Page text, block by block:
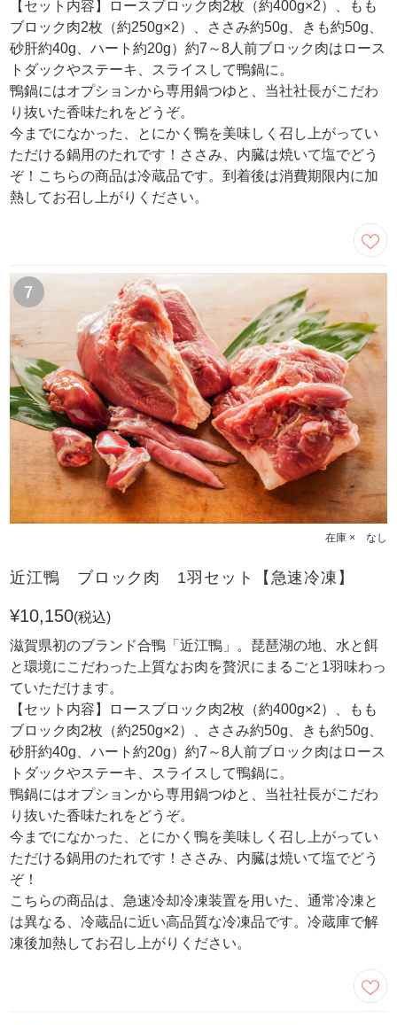
【セット内容】ロースブロック肉2枚（約400g×2）、もも
ブロック肉2枚（約250g×2）、ささみ約50g、きも約50g、
砂肝約40g、ハート約20g）約7～8人前ブロック肉はロース
トダックやステーキ、スライスして鴨鍋に。
鴨鍋にはオプションから専用鍋つゆと、当社社長がこだわ
り抜いた香味たれをどうぞ。
今までになかった、とにかく鴨を美味しく召し上がってい
ただける鍋用のたれです！ささみ、内臓は焼いて塩でどう
ぞ！こちらの商品は冷蔵品です。到着後は消費期限内に加
熱してお召し上がりください。
在庫 × なし
近江鴨 ブロック肉 1羽セット【急速冷凍】
¥10,150(税込)
滋賀県初のブランド合鴨「近江鴨」。琵琶湖の地、水と餌
と環境にこだわった上質なお肉を贅沢にまるごと1羽味わっ
ていただけます。
【セット内容】ロースブロック肉2枚（約400g×2）、もも
ブロック肉2枚（約250g×2）、ささみ約50g、きも約50g、
砂肝約40g、ハート約20g）約7～8人前ブロック肉はロース
トダックやステーキ、スライスして鴨鍋に。
鴨鍋にはオプションから専用鍋つゆと、当社社長がこだわ
り抜いた香味たれをどうぞ。
今までになかった、とにかく鴨を美味しく召し上がってい
ただける鍋用のたれです！ささみ、内臓は焼いて塩でどう
ぞ！
こちらの商品は、急速冷却冷凍装置を用いた、通常冷凍と
は異なる、冷蔵品に近い高品質な冷凍品です。冷蔵庫で解
凍後加熱してお召し上がりください。